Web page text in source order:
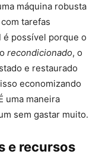
máquina robusta
tarefas
possível porque o
recondicionado, o
e restaurado
economizando
uma maneira
sem gastar muito.
e recursos